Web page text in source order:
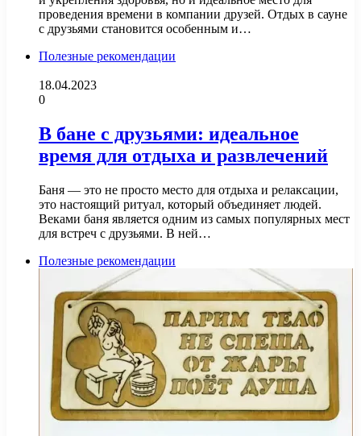
проведения времени в компании друзей. Отдых в сауне
с друзьями становится особенным и…
Полезные рекомендации
18.04.2023
0
В бане с друзьями: идеальное
время для отдыха и развлечений
Баня — это не просто место для отдыха и релаксации,
это настоящий ритуал, который объединяет людей.
Веками баня является одним из самых популярных мест
для встреч с друзьями. В ней…
Полезные рекомендации